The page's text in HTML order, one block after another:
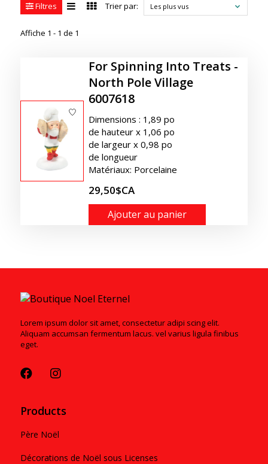
Filtres
Affiche 1 - 1 de 1
Trier par: Les plus vus
For Spinning Into Treats -
North Pole Village
6007618
Dimensions : 1,89 po
de hauteur x 1,06 po
de largeur x 0,98 po
de longueur
Matériaux: Porcelaine
29,50$CA
Ajouter au panier
Lorem ipsum dolor sit amet, consectetur adipi scing elit.
Aliquam accumsan fermentum lacus. vel varius ligula finibus
eget.
Products
Père Noël
Décorations de Noël sous Licenses